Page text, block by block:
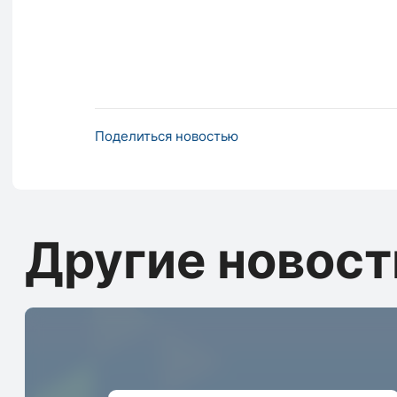
Поделиться новостью
Другие